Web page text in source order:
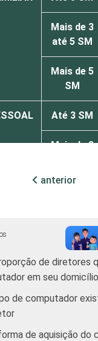
Mais de 3
até 5 SM
Mais de 5
SM
Até 3 SM
Mais de 3
Norte /
Centro-
Oeste
Nordeste
anterior
de diretores
em seu domicílio
de computador
de aquisição do